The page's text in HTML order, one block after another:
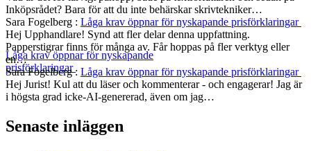
Låga krav öppnar för nyskapande
prisförklaringar
Inköpsrådet? Bara för att du inte behärskar skrivtekniker…
Sara Fogelberg : Låga krav öppnar för nyskapande prisförklaringar
Hej Upphandlare! Synd att fler delar denna uppfattning.
Papperstigrar finns för många av. Får hoppas på fler verktyg eller
en…
Sara Fogelberg: Låga krav öppnar för nyskapande prisförklaringar
Hej Jurist! Kul att du läser och kommenterar - och engagerar! Jag är
i högsta grad icke-AI-genererad, även om jag…
Senaste inläggen